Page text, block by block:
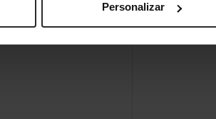
Personalizar